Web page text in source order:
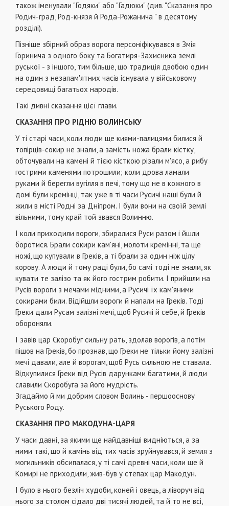
також іменували "Годяки" або "Гадюки" (див. "Сказання про
Родич-град, Род-князя й Рода-Рожанича " в десятому
розділі).
Пізніше збірний образ ворога персоніфікувався в Змія
Горинича з одного боку та Богатиря-Захисника землі
руської - з іншого, тим більше, що традиція двобою один
на один з незапам'ятних часів існувала у військовому
середовищі багатьох народів.
Такі дивні сказання цієї глави.
СКАЗАННЯ ПРО РІДНЮ ВОЛИНСЬКУ
У ті старі часи, коли люди ще киями-палицями билися й
топірців-сокир не знали, а замість ножа брали кістку,
обточували на камені й тією кісткою різали м'ясо, а рибу
гострими каменями потрошили; коли дрова ламали
руками й берегли вугілля в печі, тому що не в кожного в
домі були кремінці, так уже в ті часи Русичі наші були й
жили в місті Родні за Дніпром. І були вони на своїй землі
вільними, тому край той звався Волинню.
І коли приходили вороги, збиралися Руси разом і йшли
боротися. Брали сокири кам'яні, молоти кремінні, та ще
ножі, що купували в Греків, а ті брали за один ніж цілу
корову. А люди й тому раді були, бо самі тоді не знали, як
кувати те залізо та як його гострим робити. І прийшли на
Русів вороги з мечами мідними, а Русичі їх кам'яними
сокирами били. Відійшли вороги й напали на Греків. Тоді
Греки дали Русам залізні мечі, щоб Русичі й себе, й Греків
обороняли.
І завів цар Скоробуг сильну рать, здолав ворогів, а потім
пішов на Греків, бо прознав, що Греки не тільки йому залізні
мечі давали, але й ворогам, щоб Русь сильною не ставала.
Відкупилися Греки від Русів дарунками багатими, й люди
славили Скоробуга за його мудрість.
Згадаймо й ми добрим словом Волинь - першооснову
Руського Роду.
СКАЗАННЯ ПРО МАКОДУНА-ЦАРЯ
У часи давні, за якими ще найдавніші видніються, а за
ними такі, що й камінь від тих часів зруйнувався, й земля з
могильників обсипалася, у ті самі древні часи, коли ще й
Комирі не приходили, жив-був у степах цар Макодун.
І було в нього безліч худоби, коней і овець, а ліворуч від
нього за столом сідало дві тисячі людей, та й то не всі,